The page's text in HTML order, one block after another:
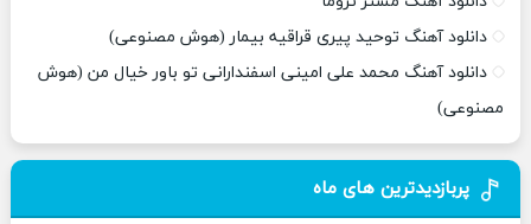
دانلود آهنگ توحید پیری قراقیه بیمار (هوش مصنوعی)
دانلود آهنگ محمد علی امینی اسفندارانی تو باور خیال من (هوش
مصنوعی)
پربازدیدترین های ماه